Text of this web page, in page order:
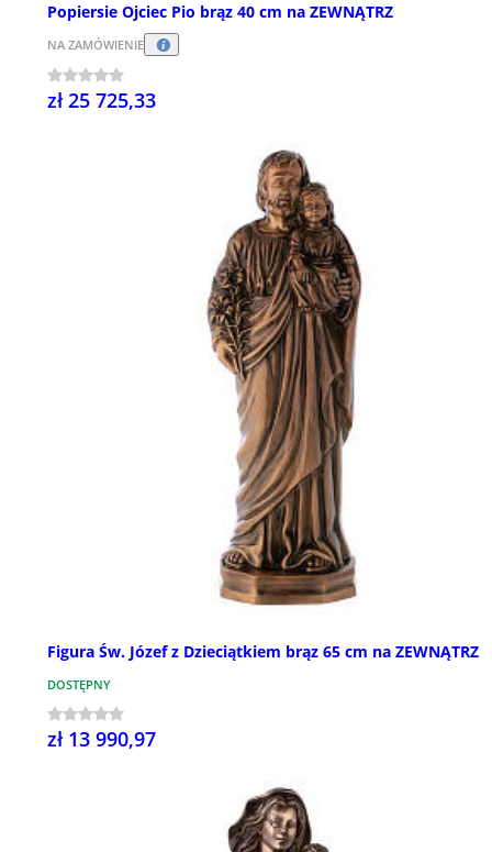
Popiersie Ojciec Pio brąz 40 cm na ZEWNĄTRZ
NA ZAMÓWIENIE
zł 25 725,33
Figura Św. Józef z Dzieciątkiem brąz 65 cm na ZEWNĄTRZ
DOSTĘPNY
zł 13 990,97